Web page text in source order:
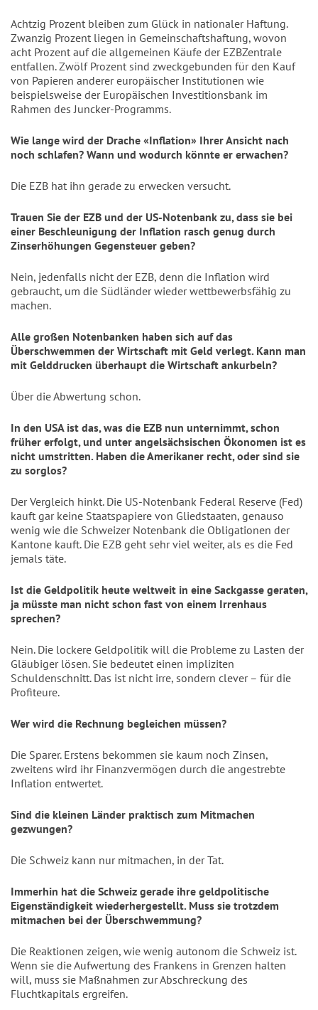
Achtzig Prozent bleiben zum Glück in nationaler Haftung.
Zwanzig Prozent liegen in Gemeinschaftshaftung, wovon
acht Prozent auf die allgemeinen Käufe der EZBZentrale
entfallen. Zwölf Prozent sind zweckgebunden für den Kauf
von Papieren anderer europäischer Institutionen wie
beispielsweise der Europäischen Investitionsbank im
Rahmen des Juncker-Programms.
Wie lange wird der Drache «Inflation» Ihrer Ansicht nach
noch schlafen? Wann und wodurch könnte er erwachen?
Die EZB hat ihn gerade zu erwecken versucht.
Trauen Sie der EZB und der US-Notenbank zu, dass sie bei
einer Beschleunigung der Inflation rasch genug durch
Zinserhöhungen Gegensteuer geben?
Nein, jedenfalls nicht der EZB, denn die Inflation wird
gebraucht, um die Südländer wieder wettbewerbsfähig zu
machen.
Alle großen Notenbanken haben sich auf das
Überschwemmen der Wirtschaft mit Geld verlegt. Kann man
mit Gelddrucken überhaupt die Wirtschaft ankurbeln?
Über die Abwertung schon.
In den USA ist das, was die EZB nun unternimmt, schon
früher erfolgt, und unter angelsächsischen Ökonomen ist es
nicht umstritten. Haben die Amerikaner recht, oder sind sie
zu sorglos?
Der Vergleich hinkt. Die US-Notenbank Federal Reserve (Fed)
kauft gar keine Staatspapiere von Gliedstaaten, genauso
wenig wie die Schweizer Notenbank die Obligationen der
Kantone kauft. Die EZB geht sehr viel weiter, als es die Fed
jemals täte.
Ist die Geldpolitik heute weltweit in eine Sackgasse geraten,
ja müsste man nicht schon fast von einem Irrenhaus
sprechen?
Nein. Die lockere Geldpolitik will die Probleme zu Lasten der
Gläubiger lösen. Sie bedeutet einen impliziten
Schuldenschnitt. Das ist nicht irre, sondern clever – für die
Profiteure.
Wer wird die Rechnung begleichen müssen?
Die Sparer. Erstens bekommen sie kaum noch Zinsen,
zweitens wird ihr Finanzvermögen durch die angestrebte
Inflation entwertet.
Sind die kleinen Länder praktisch zum Mitmachen
gezwungen?
Die Schweiz kann nur mitmachen, in der Tat.
Immerhin hat die Schweiz gerade ihre geldpolitische
Eigenständigkeit wiederhergestellt. Muss sie trotzdem
mitmachen bei der Überschwemmung?
Die Reaktionen zeigen, wie wenig autonom die Schweiz ist.
Wenn sie die Aufwertung des Frankens in Grenzen halten
will, muss sie Maßnahmen zur Abschreckung des
Fluchtkapitals ergreifen.